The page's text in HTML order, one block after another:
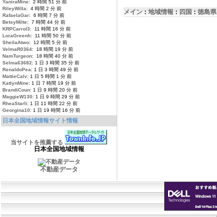
YaniraMine: 2 時間 51 分 前
RileyWilla: 4 時間 2 分 前
RafaelaGar: 6 時間 7 分 前
BetsyMilte: 7 時間 44 分 前
KRPCarrol3: 11 時間 16 分 前
LoraGreenh: 11 時間 50 分 前
SheilaAtwo: 12 時間 5 分 前
VelmaR0364: 18 時間 19 分 前
NamTurgeon: 18 時間 40 分 前
Selma63682: 1 日 3 時間 35 分 前
RenaldoPea: 1 日 3 時間 49 分 前
MattieCalv: 1 日 5 時間 1 分 前
KatlynMine: 1 日 7 時間 19 分 前
BrandiCoun: 1 日 9 時間 20 分 前
MaggieW130: 1 日 9 時間 29 分 前
RheaStarli: 1 日 11 時間 22 分 前
Georgina10: 1 日 19 時間 16 分 前
日本全国地域情報サイト情報
当サイトを推薦する
日本全国地域情報
不動産データ
メイン : 地域情報 : 四国 : 徳島県